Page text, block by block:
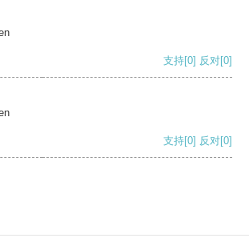
支持[0] 反对[0]
支持[0] 反对[0]